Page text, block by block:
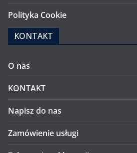
Polityka Cookie
KONTAKT
O nas
KONTAKT
Napisz do nas
Zamówienie usługi